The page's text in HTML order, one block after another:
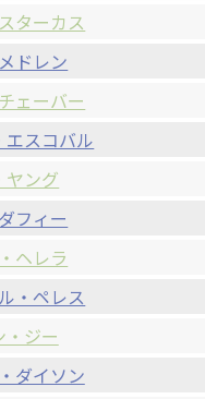
ターカス
ドレン
ェーバー
エスコバル
ヤング
フィー
ヘレラ
・ペレス
・ジー
ダイソン